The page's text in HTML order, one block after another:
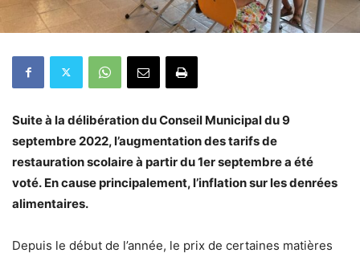
Suite à la délibération du Conseil Municipal du 9
septembre 2022, l’augmentation des tarifs de
restauration scolaire à partir du 1er septembre a été
voté. En cause principalement, l’inflation sur les denrées
alimentaires.
Depuis le début de l’année, le prix de certaines matières